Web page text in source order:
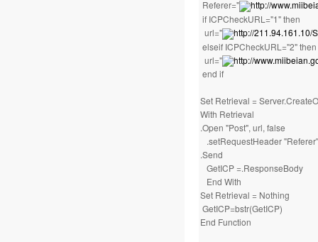
Referer="
http://
if ICPCheckURL="1" then
url="
http://211.94.161.10/
elseif ICPCheckURL="2" then
url="
http://
end if
Set Retrieval =
With Retrieval
.Open "Post", url, false
.setRequestHeader
.Send
GetICP =.ResponseBody
End With
Set Retrieval = Nothing
GetICP=bstr(GetICP)
End Function